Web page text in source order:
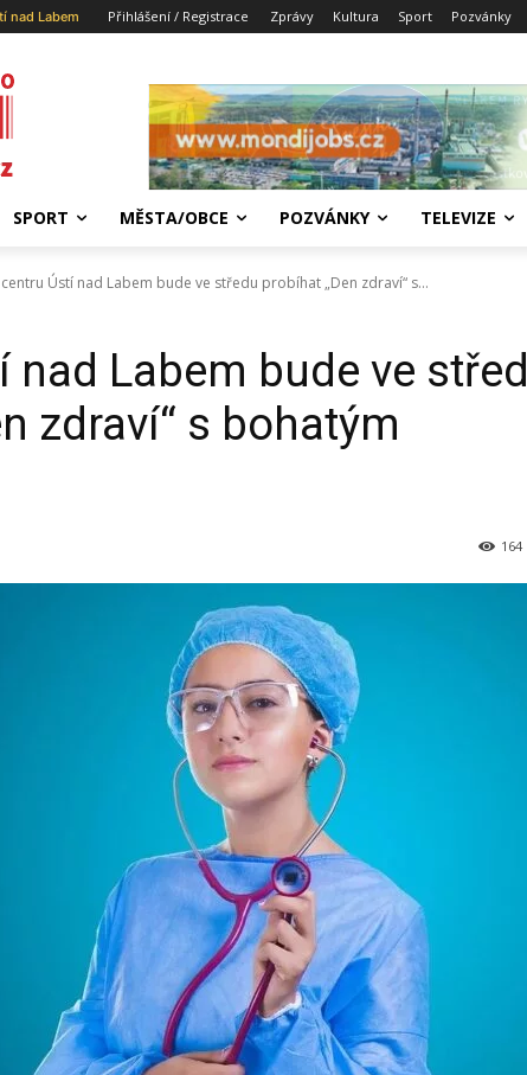
nad Labem Přihlášení / Registrace Zprávy Kultura Sport Pozvánky
SPORT MĚSTA/OBCE POZVÁNKY TELEVIZE
centru Ústí nad Labem bude ve středu probíhat „Den zdraví“ s...
nad Labem bude ve
zdraví“ s bohatým
164